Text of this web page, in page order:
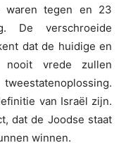
waren tegen en 23
De verschroeide
dat de huidige en
nooit vrede zullen
van Israël zijn.
dat de Joodse staat
winnen.